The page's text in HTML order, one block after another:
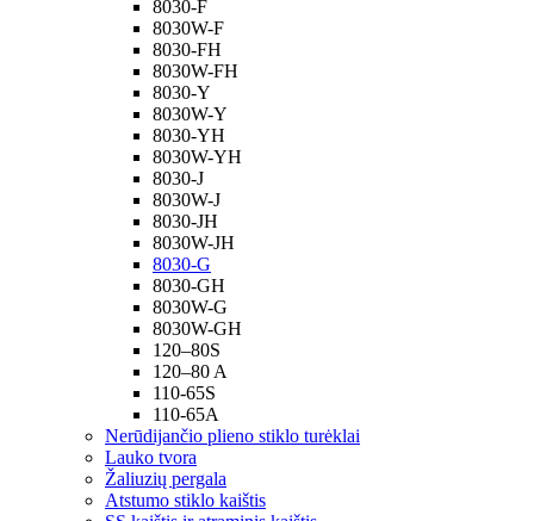
8030-F
8030W-F
8030-FH
8030W-FH
8030-Y
8030W-Y
8030-YH
8030W-YH
8030-J
8030W-J
8030-JH
8030W-JH
8030-G
8030-GH
8030W-G
8030W-GH
120–80S
120–80 A
110-65S
110-65A
Nerūdijančio plieno stiklo turėklai
Lauko tvora
Žaliuzių pergala
Atstumo stiklo kaištis